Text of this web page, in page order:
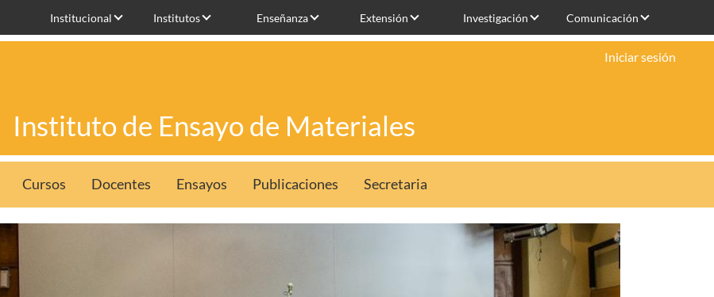
Institucional Institutos Enseñanza Extensión Investigación Comunicación
Instituto de Ensayo de Materiales
Iniciar sesión
Cursos Docentes Ensayos Publicaciones Secretaria